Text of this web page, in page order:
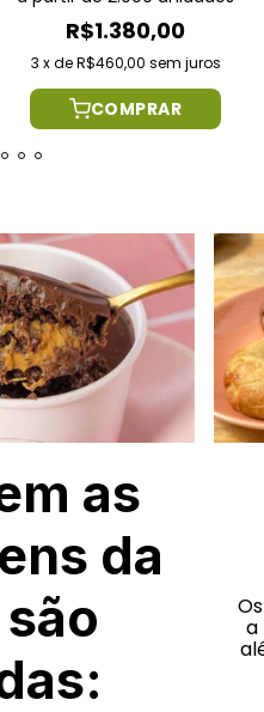
R$1.380,00
3 xdeR$460,00 sem juros
COMPRAR
as
da
a